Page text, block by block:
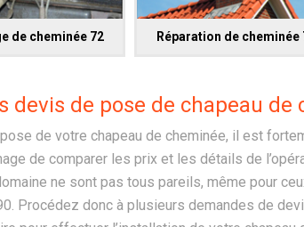
de cheminée 72 Réparation de cheminée
devis de pose de chapeau de
de votre chapeau de cheminée, il est
de comparer les prix et les détails de
ne sont pas tous pareils, même pour
Procédez donc à plusieurs demandes de